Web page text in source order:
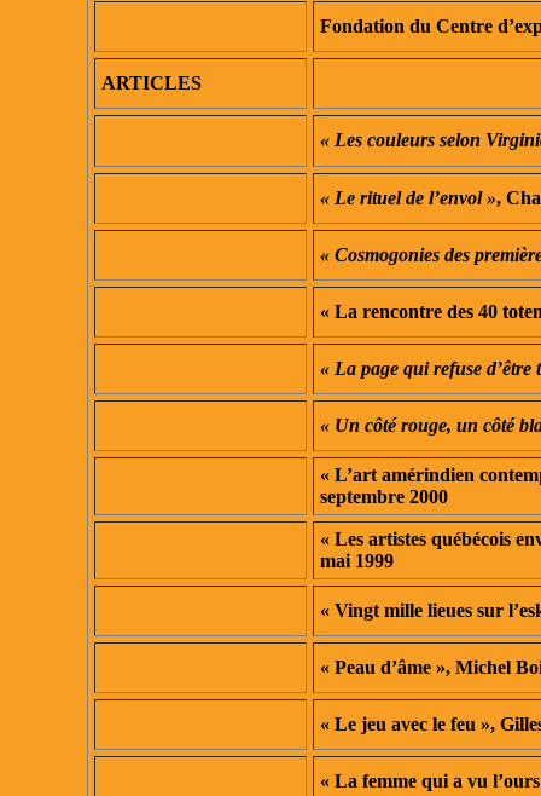
Fondation du Centre
ARTICLES
« Les couleurs selon
« Le rituel de l’envol »,
« Cosmogonies des
« La rencontre des 40
« La page qui refuse
« Un côté rouge, un côté
« L’art amérindien
septembre 2000
« Les artistes québécois
mai 1999
« Vingt mille lieues sur
« Peau d’âme », Michel
« Le jeu avec le feu »,
« La femme qui a vu